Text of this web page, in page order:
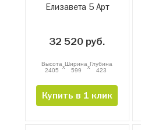
Елизавета 5 Арт
32 520 руб.
Высота
2405
xШирина
599
xГлубина
423
Купить в 1 клик